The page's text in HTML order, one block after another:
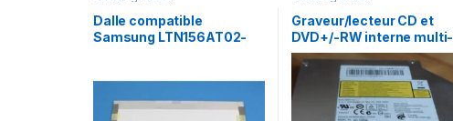
Dalle compatible
Samsung LTN156AT02-
Graveur/lecteur CD et
DVD+/-RW interne multi-
recorder portable AD-
7585H